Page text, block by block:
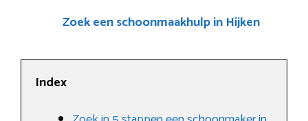
Zoek een schoonmaakhulp in Hijken
Index